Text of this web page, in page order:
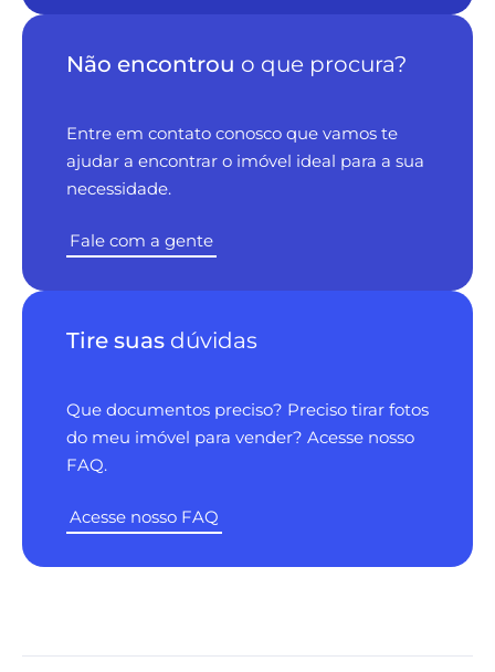
Não encontrou o que procura?
Entre em contato conosco que vamos te
ajudar a encontrar o imóvel ideal para a sua
necessidade.
Fale com a gente
Tire suas dúvidas
Que documentos preciso? Preciso tirar fotos
do meu imóvel para vender? Acesse nosso
FAQ.
Acesse nosso FAQ